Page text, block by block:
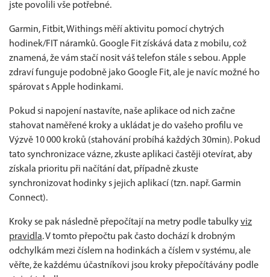
jste povolili vše potřebné.
Garmin, Fitbit, Withings měří aktivitu pomocí chytrých
hodinek/FIT náramků. Google Fit získává data z mobilu, což
znamená, že vám stačí nosit váš telefon stále s sebou. Apple
zdraví funguje podobně jako Google Fit, ale je navíc možné ho
spárovat s Apple hodinkami.
Pokud si napojení nastavíte, naše aplikace od nich začne
stahovat naměřené kroky a ukládat je do vašeho profilu ve
Výzvě 10 000 kroků (stahování probíhá každých 30min). Pokud
tato synchronizace vázne, zkuste aplikaci častěji otevírat, aby
získala prioritu při načítání dat, případně zkuste
synchronizovat hodinky s jejich aplikací (tzn. např. Garmin
Connect).
Kroky se pak následně přepočítají na metry podle tabulkyviz
pravidla. V tomto přepočtu pak často dochází k drobným
odchylkám mezi číslem na hodinkách a číslem v systému, ale
věřte, že každému účastníkovi jsou kroky přepočítávány podle